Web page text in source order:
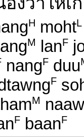
H mohtL
M lanF
nangF duu
F
M
F baanF